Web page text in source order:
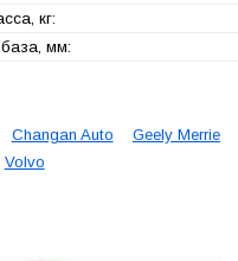
кг:
мм:
Changan Auto Geely Merrie
Volvo